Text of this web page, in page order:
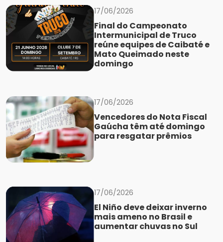
17/06/2026
Final do Campeonato
Intermunicipal de Truco
reúne equipes de Caibaté e
Mato Queimado neste
domingo
17/06/2026
Vencedores do Nota Fiscal
Gaúcha têm até domingo
para resgatar prêmios
17/06/2026
El Niño deve deixar inverno
mais ameno no Brasil e
aumentar chuvas no Sul